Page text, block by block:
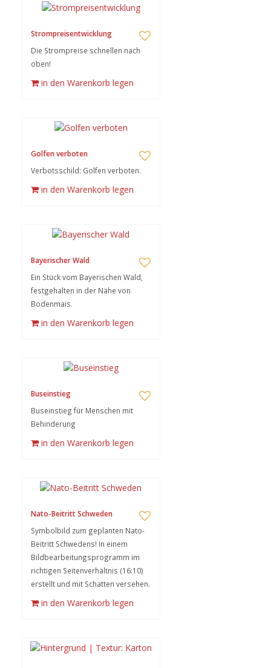
Strompreisentwicklung
Die Strompreise schnellen nach
oben!
in den Warenkorb legen
Golfen verboten
Verbotsschild: Golfen verboten.
in den Warenkorb legen
Bayerischer Wald
Ein Stück vom Bayerischen Wald,
festgehalten in der Nähe von
Bodenmais.
in den Warenkorb legen
Buseinstieg
Buseinstieg für Menschen mit
Behinderung
in den Warenkorb legen
Nato-Beitritt Schweden
Symbolbild zum geplanten Nato-
Beitritt Schwedens! In einem
Bildbearbeitungsprogramm im
richtigen Seitenverhältnis (16:10)
erstellt und mit Schatten versehen.
in den Warenkorb legen